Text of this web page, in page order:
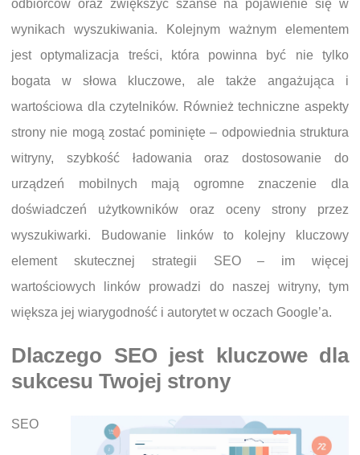
odbiorców oraz zwiększyć szanse na pojawienie się w
wynikach wyszukiwania. Kolejnym ważnym elementem
jest optymalizacja treści, która powinna być nie tylko
bogata w słowa kluczowe, ale także angażująca i
wartościowa dla czytelników. Również techniczne aspekty
strony nie mogą zostać pominięte – odpowiednia struktura
witryny, szybkość ładowania oraz dostosowanie do
urządzeń mobilnych mają ogromne znaczenie dla
doświadczeń użytkowników oraz oceny strony przez
wyszukiwarki. Budowanie linków to kolejny kluczowy
element skutecznej strategii SEO – im więcej
wartościowych linków prowadzi do naszej witryny, tym
większa jej wiarygodność i autorytet w oczach Google’a.
Dlaczego SEO jest kluczowe dla
sukcesu Twojej strony
SEO